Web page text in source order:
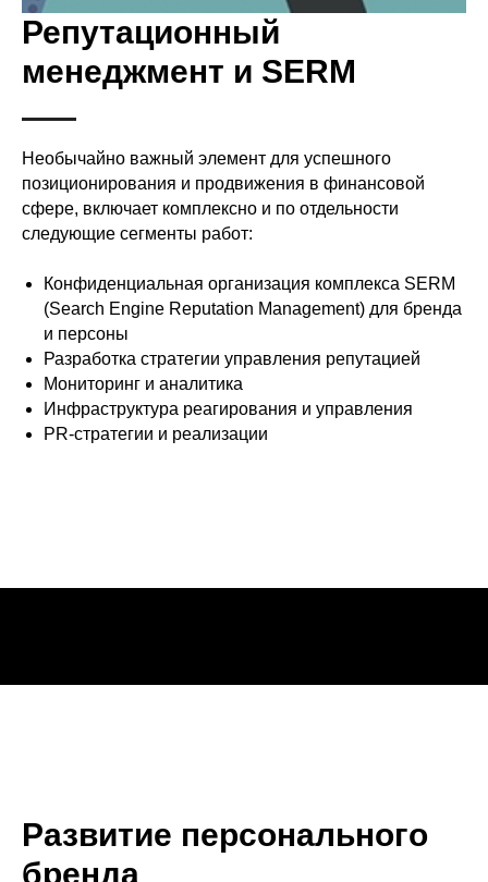
Репутационный
менеджмент и SERM
Необычайно важный элемент для успешного
позиционирования и продвижения в финансовой
сфере, включает комплексно и по отдельности
следующие сегменты работ:
Конфиденциальная организация комплекса SERM
(Search Engine Reputation Management) для бренда
и персоны
Разработка стратегии управления репутацией
Мониторинг и аналитика
Инфраструктура реагирования и управления
PR-стратегии и реализации
Развитие персонального
бренда